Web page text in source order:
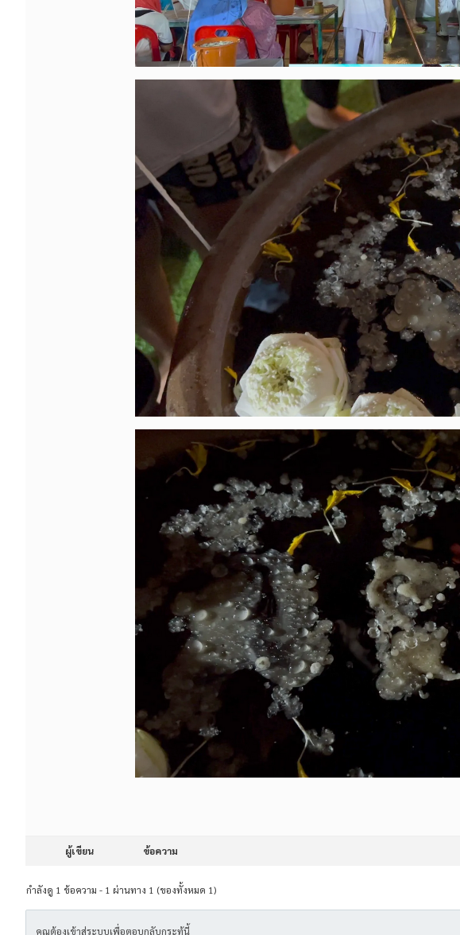
ผู้เขียน ข้อความ
กำลังดู 1 ข้อความ - 1 ผ่านทาง 1 (ของทั้งหมด 1)
คุณต้องเข้าสู่ระบบเพื่อตอบกลับกระทู้นี้